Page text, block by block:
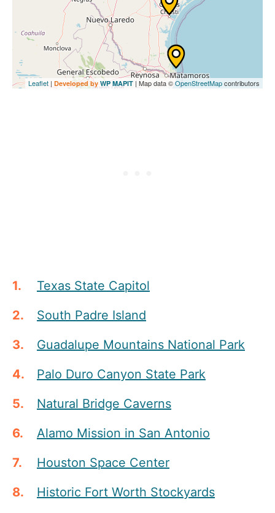
Leaflet| Developed by WP MAPIT | Map data ©OpenStreetMapcontributors
Texas State Capitol
South Padre Island
Guadalupe Mountains National Park
Palo Duro Canyon State Park
Natural Bridge Caverns
Alamo Mission in San Antonio
Houston Space Center
Historic Fort Worth Stockyards